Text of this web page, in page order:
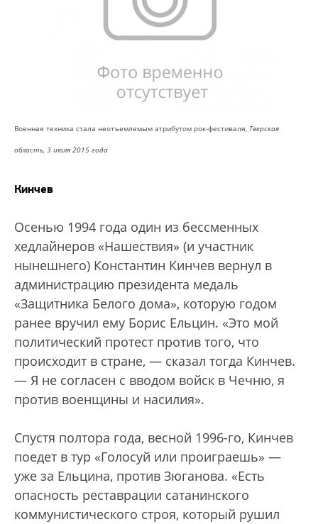
Военная техника стала неотъемлемым атрибутом рок-фестиваля, Тверская
область, 3 июля 2015 года
Кинчев
Осенью 1994 года один из бессменных
хедлайнеров «Нашествия» (и участник
нынешнего) Константин Кинчев вернул в
администрацию президента медаль
«Защитника Белого дома», которую годом
ранее вручил ему Борис Ельцин. «Это мой
политический протест против того, что
происходит в стране, — сказал тогда Кинчев.
— Я не согласен с вводом войск в Чечню, я
против военщины и насилия».
Спустя полтора года, весной 1996-го, Кинчев
поедет в тур «Голосуй или проиграешь» —
уже за Ельцина, против Зюганова. «Есть
опасность реставрации сатанинского
коммунистического строя, который рушил